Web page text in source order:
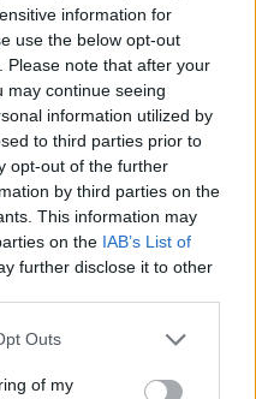
information for
use the below opt-out
Please note that after your
may continue seeing
information utilized by
to third parties prior to
opt-out of the further
by third parties on the
This information may
on the IAB’s List of
further disclose it to other
uses one or more Google
You may click to
Outs
of my
ενδοκρινολόγοι για
– Το ένα μειώνει